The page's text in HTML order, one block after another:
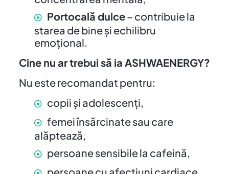
Portocală dulce– contribuie la
starea de bine și echilibru
emoțional.
Cine nu ar trebui să ia ASHWAENERGY?
Nu este recomandat pentru:
copii și adolescenți,
femei însărcinate sau care
alăptează,
persoane sensibile la cafeină,